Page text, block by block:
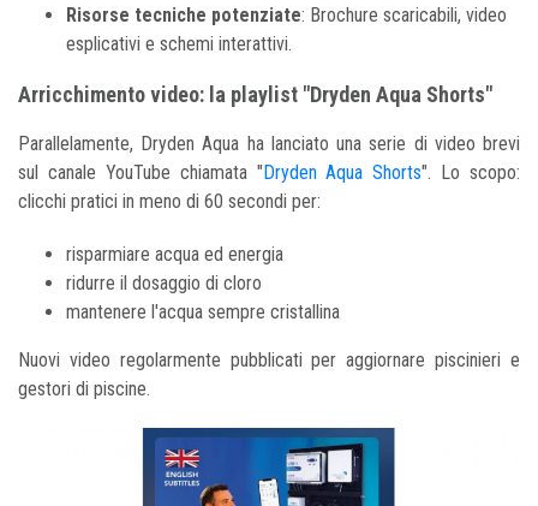
Risorse tecniche potenziate: Brochure scaricabili, video
esplicativi e schemi interattivi.
Arricchimento video: la playlist "Dryden Aqua Shorts"
Parallelamente, Dryden Aqua ha lanciato una serie di video brevi
sul canale YouTube chiamata " Dryden Aqua Shorts". Lo scopo:
clicchi pratici in meno di 60 secondi per:
risparmiare acqua ed energia
ridurre il dosaggio di cloro
mantenere l'acqua sempre cristallina
Nuovi video regolarmente pubblicati per aggiornare piscinieri e
gestori di piscine.